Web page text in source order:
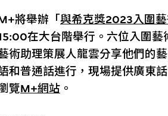
將舉辦「 與希克獎2023入圍
在大台階舉行。六位入圍
術助理策展人龍雲分享他們的
和普通話進行，現場提供廣東
覽M+網站 。